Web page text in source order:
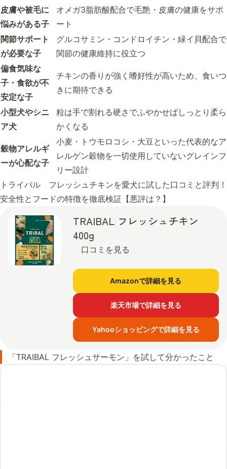
皮膚や被毛に
悩みがある子
オメガ3脂肪酸配合で毛艶・皮膚の健康をサポ
ート
関節サポート
が必要な子
グルコサミン・コンドロイチン・緑イ貝配合で
関節の健康維持に役立つ
偏食気味な
子・食欲が不
安定な子
チキンの香りが強く嗜好性が高いため、食いつ
きに期待できる
小型犬やシニ
ア犬
粒は手で割れる硬さでふやかせばしっとり柔ら
かくなる
穀物アレルギ
ーが心配な子
小麦・トウモロコシ・大豆といった代表的なア
レルゲン穀物を一切使用していないグレインフ
リー設計
トライバル フレッシュチキンを愛犬に試した口コミと評判！
安全性とフードの特徴を徹底検証【悪評は？】
TRAIBAL フレッシュチキン
400g
口コミを見る
Amazonで詳細を見る
楽天市場で詳細を見る
Yahooショッピングで詳細を見る
「TRAIBAL フレッシュサーモン」を試して分かったこと